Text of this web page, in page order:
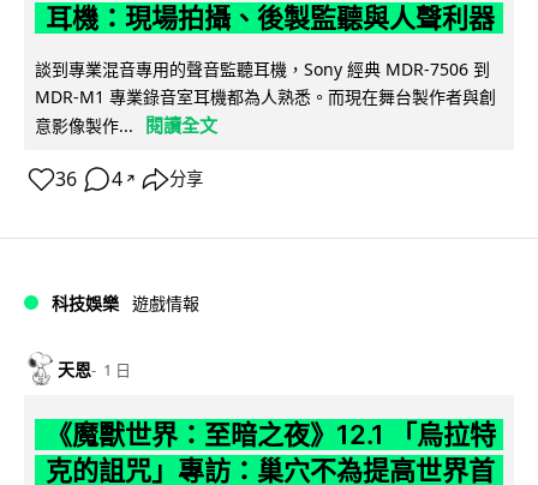
耳機：現場拍攝、後製監聽與人聲利器
談到專業混音專用的聲音監聽耳機，Sony 經典 MDR-7506 到
MDR-M1 專業錄音室耳機都為人熟悉。而現在舞台製作者與創
意影像製作...
閱讀全文
36 4 ↗ 分享
科技娛樂 遊戲情報
天恩 1 日
《魔獸世界：至暗之夜》12.1 「烏拉特
克的詛咒」專訪：巢穴不為提高世界首